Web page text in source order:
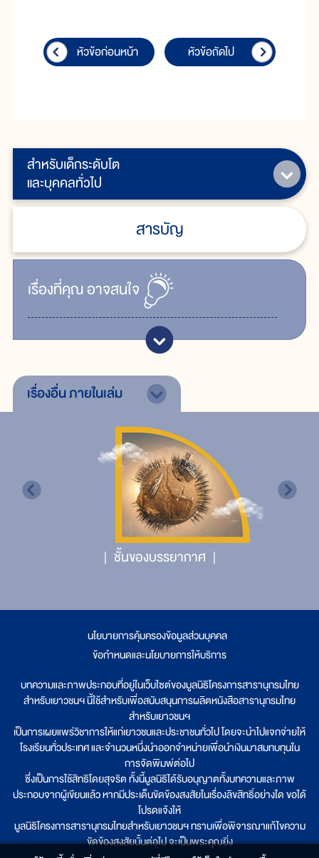
สำหรับเด็กระดับโต
และบุคคลทั่วไป
สารบัญ
เรื่ิองที่คุณอาจสนใจ
หัวข้อก่อนหน้า หัวข้อถัดไป
เรื่องอื่นภายในเล่ม
ชั้นของบรรยากาศ
นโยบายการคุ้มครองข้อมูลส่วนบุคคล
ข้อกำหนดและนโยบายการให้บริการ
บทความและภาพประกอบที่อยู่ในเว็บไซต์ของมูลนิธิโครงการสารานุกรมไทย
สำหรับเยาวชนฯ นี้ใช้สำหรับเพื่อสนับสนุนการผลิตหนังสือสารานุกรมไทย
สำหรับเยาวชนฯ
เป็นการเผยแพร่วิชาการให้แก่เยาวชนและประชาชนทั่วไป โดยจะนำไปแจกจ่ายให้
โรงเรียนทั่วประเทศ และจำนวนหนึ่งนำออกจำหน่ายเพื่อนำเงินมาสมทบทุนใน
การจัดพิมพ์ต่อไป
ซึ่งเป็นการใช้สิทธิโดยสุจริต ทั้งนี้มูลนิธิได้รับอนุญาตทั้งบทความและภาพ
ประกอบจากผู้เขียนแล้ว หากมีประเด็นขัดข้องสงสัยในเรื่องลิขสิทธิ์อย่างใด ขอได้
โปรดแจ้งให้
มูลนิธิโครงการสารานุกรมไทยสำหรับเยาวชนฯ ทราบเพื่อพิจารณาแก้ไขความ
ขัดข้องสงสัยนั้นต่อไป จะเป็นพระคุณยิ่ง